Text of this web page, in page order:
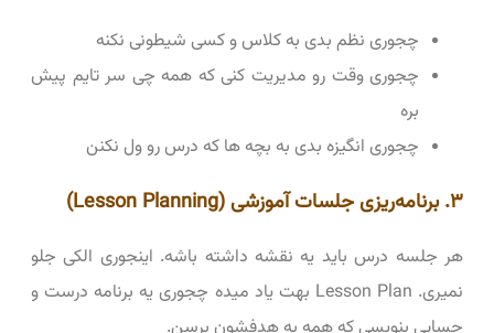
چجوری نظم بدی به کلاس و کسی شیطونی نکنه
چجوری وقت رو مدیریت کنی که همه چی سر تایم پیش
بره
چجوری انگیزه بدی به بچه ها که درس رو ول نکنن
۳. برنامه‌ریزی جلسات آموزشی (Lesson Planning)
هر جلسه درس باید یه نقشه داشته باشه. اینجوری الکی جلو
نمیری. Lesson Plan بهت یاد میده چجوری یه برنامه درست و